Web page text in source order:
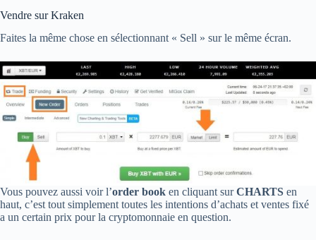
Vendre sur Kraken
Faites la même chose en sélectionnant « Sell » sur le même écran.
Vous pouvez aussi voir l’order book en cliquant surCHARTS en
haut, c’est tout simplement toutes les intentions d’achats et ventes fixé
a un certain prix pour la cryptomonnaie en question.